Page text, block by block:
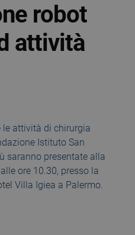
robot
attività
le attività di chirurgia
Istituto San
saranno presentate alla
ore 10.30, presso la
Villa Igiea a Palermo.